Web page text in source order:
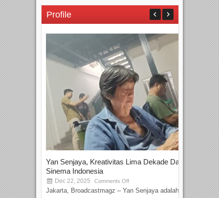
Profile
Yan Senjaya, Kreativitas Lima Dekade Dalam
Sinema Indonesia
Dec 22, 2025 Comments Off
Jakarta, Broadcastmagz – Yan Senjaya adalah...